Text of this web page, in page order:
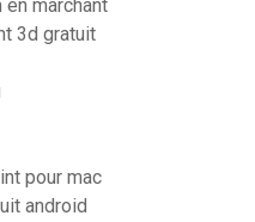
marchant
3d gratuit
pour mac
android